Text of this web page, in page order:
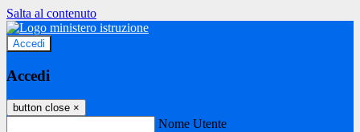
Salta al contenuto
Accedi
Accedi
button close ×
Nome Utente